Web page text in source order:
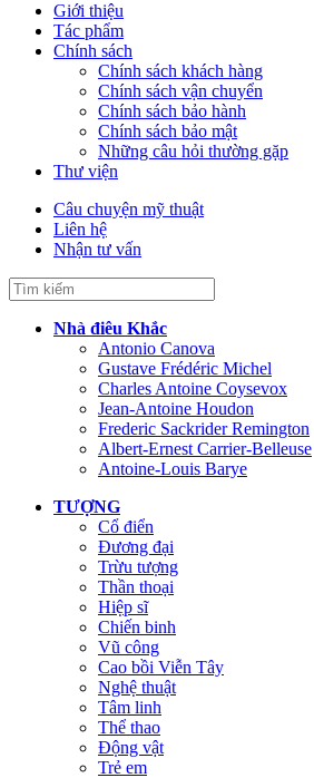
Giới thiệu
Tác phẩm
Chính sách
Chính sách khách hàng
Chính sách vận chuyển
Chính sách bảo hành
Chính sách bảo mật
Những câu hỏi thường gặp
Thư viện
Câu chuyện mỹ thuật
Liên hệ
Nhận tư vấn
Nhà điêu Khắc
Antonio Canova
Gustave Frédéric Michel
Charles Antoine Coysevox
Jean-Antoine Houdon
Frederic Sackrider Remington
Albert-Ernest Carrier-Belleuse
Antoine-Louis Barye
TƯỢNG
Cổ điển
Đương đại
Trừu tượng
Thần thoại
Hiệp sĩ
Chiến binh
Vũ công
Cao bồi Viễn Tây
Nghệ thuật
Tâm linh
Thể thao
Động vật
Trẻ em